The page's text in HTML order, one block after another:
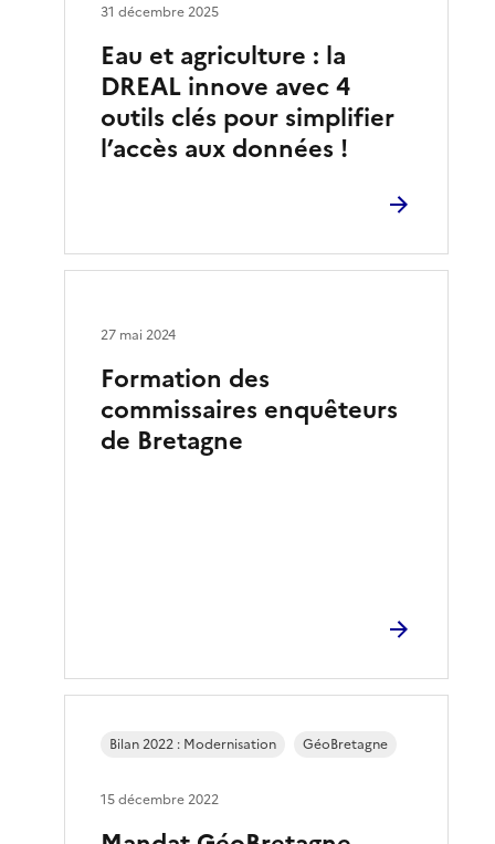
Eau et agriculture : la
DREAL innove avec 4
outils clés pour simplifier
l’accès aux données !
31 décembre 2025
Formation des
commissaires enquêteurs
de Bretagne
27 mai 2024
Bilan 2022 : Modernisation GéoBretagne
15 décembre 2022